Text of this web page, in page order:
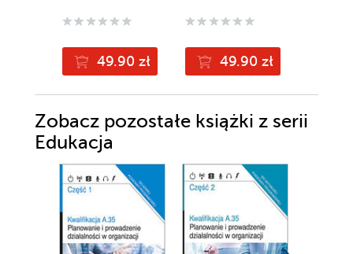
klasy 7-8
49.90 zł
klasy 1-3
49.90 zł
Zobacz pozostałe książki z serii
Edukacja